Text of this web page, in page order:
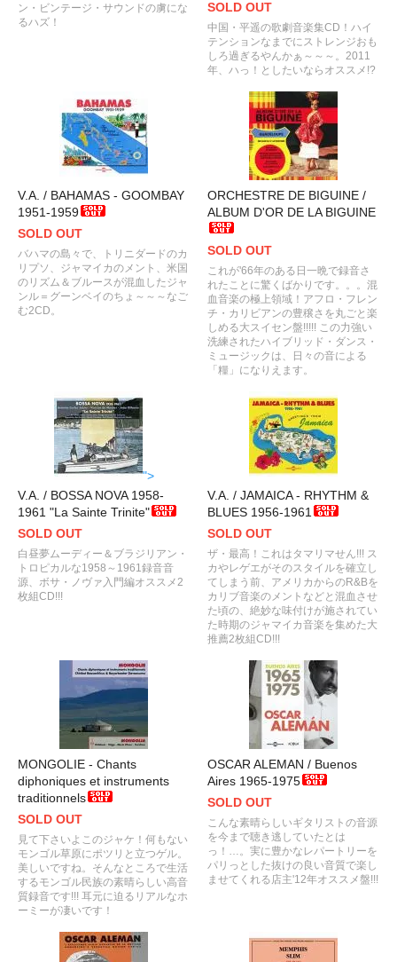
ン・ビンテージ・サウンドの虜にな
るハズ！
SOLD OUT
中国・平遥の歌劇音楽集CD！ハイ
テンションなまでにストレンジおも
しろ過ぎるやんかぁ～～～。2011
年、ハっ！としたいならオススメ!?
V.A. / BAHAMAS - GOOMBAY
1951-1959
SOLD OUT
バハマの島々で、トリニダードのカ
リプソ、ジャマイカのメント、米国
のリズム＆ブルースが混血したジャ
ンル＝グーンベイのちょ～～～なご
む2CD。
ORCHESTRE DE BIGUINE /
ALBUM D'OR DE LA BIGUINE
SOLD OUT
これが'66年のある日一晩で録音さ
れたことに驚くばかりです。。。混
血音楽の極上領域！アフロ・フレン
チ・カリビアンの豊穣さを丸ごと楽
しめる大スイセン盤!!!!! この力強い
洗練されたハイブリッド・ダンス・
ミュージックは、日々の音による
「糧」になりえます。
">
V.A. / BOSSA NOVA 1958-
1961 "La Sainte Trinite"
SOLD OUT
白昼夢ムーディー＆ブラジリアン・
トロピカルな1958～1961録音音
源、ボサ・ノヴァ入門編オススメ2
枚組CD!!!
V.A. / JAMAICA - RHYTHM &
BLUES 1956-1961
SOLD OUT
ザ・最高！これはタマリマせん!!! ス
カやレゲエがそのスタイルを確立し
てしまう前、アメリカからのR&Bを
カリブ音楽のメントなどと混血させ
た頃の、絶妙な味付けが施されてい
た時期のジャマイカ音楽を集めた大
推薦2枚組CD!!!
MONGOLIE - Chants
diphoniques et instruments
traditionnels
SOLD OUT
見て下さいよこのジャケ！何もない
モンゴル草原にポツリと立つゲル。
美しいですね。そんなところで生活
するモンゴル民族の素晴らしい高音
質録音です!!! 耳元に迫るリアルなホ
ーミーが凄いです！
OSCAR ALEMAN / Buenos
Aires 1965-1975
SOLD OUT
こんな素晴らしいギタリストの音源
を今まで聴き逃していたとは
っ！…。実に豊かなレパートリーを
パリっとした抜けの良い音質で楽し
ませてくれる店主'12年オススメ盤!!!